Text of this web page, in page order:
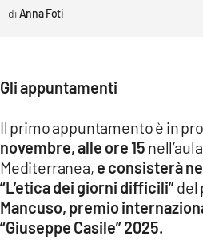
Anna Foti
Gli appuntamenti
Il primo appuntamento è in
novembre, alle ore 15
Mediterranea, e consisterà
“L’etica dei giorni difficili”del
Mancuso, premio
“Giuseppe Casile” 2025.